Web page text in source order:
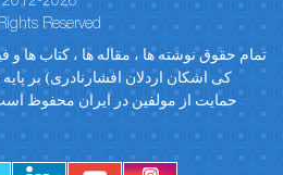
Reserved
تمام حقوق نوشته ها ، مقاله ها ، کتاب ها و
کی اشکان اردلان افشارنادری) بر
حمایت از مولفین در ایران محفوظ